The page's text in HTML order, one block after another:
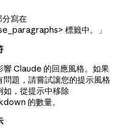
分寫在
標籤中。」
Claude 的回應風格。如果
題，請嘗試讓您的提示風格
，從提示中移除
的數量。